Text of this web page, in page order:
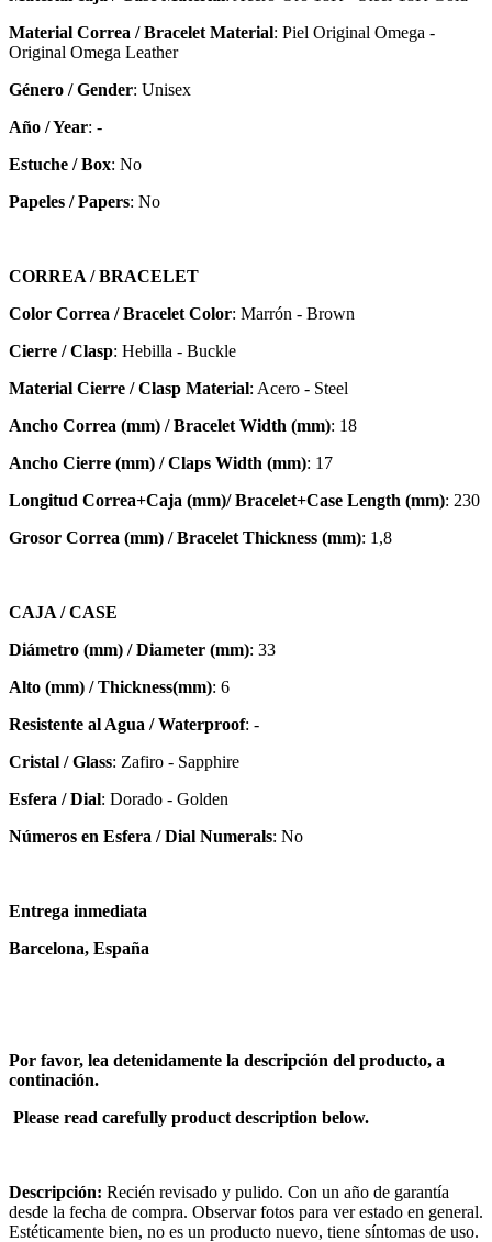
Material Correa / Bracelet Material: Piel Original Omega -
Original Omega Leather
Género / Gender: Unisex
Año / Year: -
Estuche / Box: No
Papeles / Papers: No
CORREA / BRACELET
Color Correa / Bracelet Color: Marrón - Brown
Cierre / Clasp: Hebilla - Buckle
Material Cierre / Clasp Material: Acero - Steel
Ancho Correa (mm) / Bracelet Width (mm): 18
Ancho Cierre (mm) / Claps Width (mm): 17
Longitud Correa+Caja (mm)/ Bracelet+Case Length (mm): 230
Grosor Correa (mm) / Bracelet Thickness (mm): 1,8
CAJA / CASE
Diámetro (mm) / Diameter (mm): 33
Alto (mm) / Thickness(mm): 6
Resistente al Agua / Waterproof: -
Cristal / Glass: Zafiro - Sapphire
Esfera / Dial: Dorado - Golden
Números en Esfera / Dial Numerals: No
Entrega inmediata
Barcelona, España
Por favor, lea detenidamente la descripción del producto, a
continación.
Please read carefully product description below.
Descripción: Recién revisado y pulido. Con un año de garantía
desde la fecha de compra. Observar fotos para ver estado en general.
Estéticamente bien, no es un producto nuevo, tiene síntomas de uso.